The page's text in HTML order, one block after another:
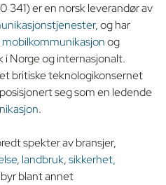
341) er en norsk leverandør av
, og har
mobilkommunikasjonog
i Norge og internasjonalt.
britiske teknologikonsernet
seg som en ledende
.
spekter av bransjer,
, landbruk,sikkerhet,
blant annet